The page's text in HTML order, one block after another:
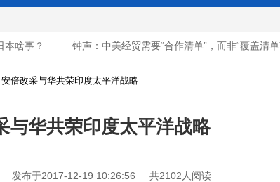
事？ 钟声：中美经贸需要“合作清单”，而非“覆盖清单”
安倍改采与华共荣印度太平洋战略
与华共荣印度太平洋战略
发布于2017-12-19 10:26:56 共2102人阅读